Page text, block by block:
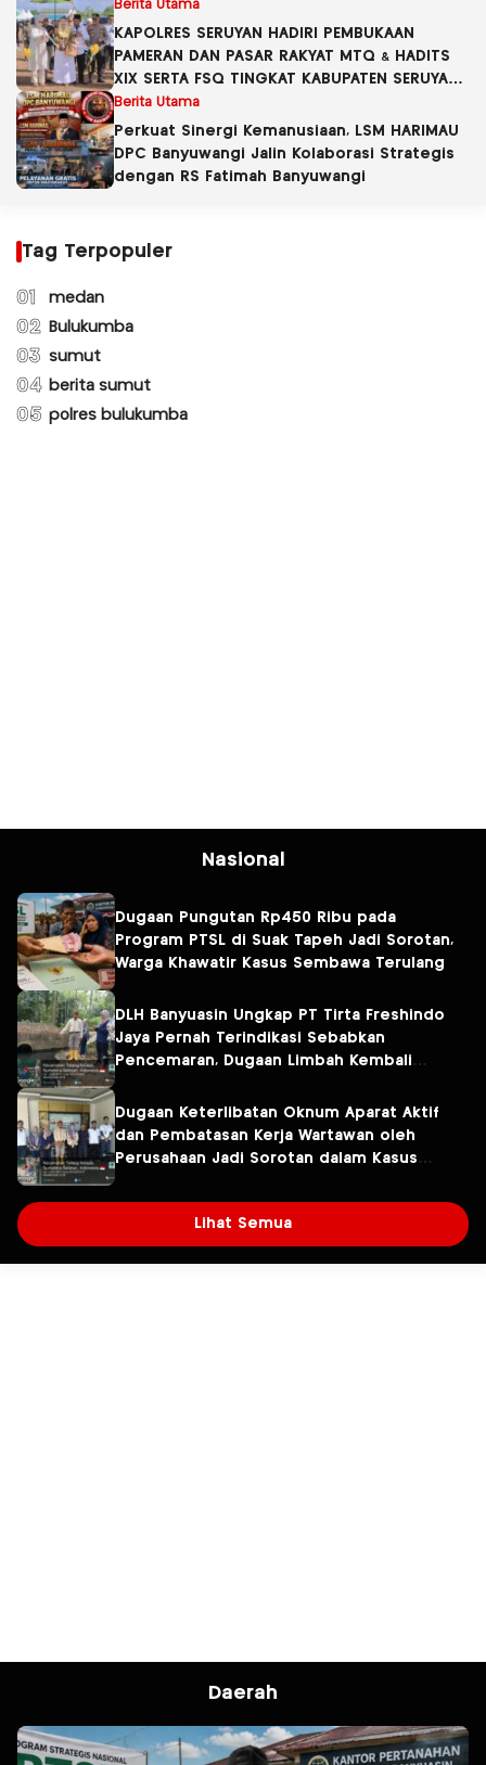
Berita Utama
KAPOLRES SERUYAN HADIRI PEMBUKAAN
PAMERAN DAN PASAR RAKYAT MTQ & HADITS
XIX SERTA FSQ TINGKAT KABUPATEN SERUYAN
TAHUN 2026
Berita Utama
Perkuat Sinergi Kemanusiaan, LSM HARIMAU
DPC Banyuwangi Jalin Kolaborasi Strategis
dengan RS Fatimah Banyuwangi
Tag Terpopuler
01 medan
02 Bulukumba
03 sumut
04 berita sumut
05 polres bulukumba
Nasional
Dugaan Pungutan Rp450 Ribu pada
Program PTSL di Suak Tapeh Jadi Sorotan,
Warga Khawatir Kasus Sembawa Terulang
DLH Banyuasin Ungkap PT Tirta Freshindo
Jaya Pernah Terindikasi Sebabkan
Pencemaran, Dugaan Limbah Kembali
Dugaan Keterlibatan Oknum Aparat Aktif
dan Pembatasan Kerja Wartawan oleh
Perusahaan Jadi Sorotan dalam Kasus
Fresindo Jaya
Lihat Semua
Daerah